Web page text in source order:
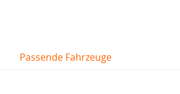
Passende Fahrzeuge